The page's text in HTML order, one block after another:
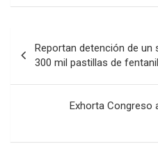
navigation
Reportan detención de
300 mil pastillas de
Exhorta Congreso